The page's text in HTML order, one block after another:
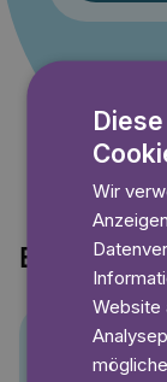
Entdecke
Wir
Website